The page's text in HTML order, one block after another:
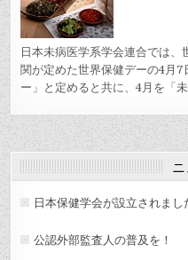
日本未病医学系学会連合では
関が定めた世界保健デーの4月
ー」と定めると共に、4月を「
日本保健学会が設立されまし
公認外部監査人の普及を！